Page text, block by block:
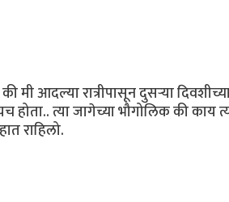
आदल्या रात्रीपासून दुसर्‍या
होता.. त्या जागेच्या भौगोलिक की काय
राहिलो.